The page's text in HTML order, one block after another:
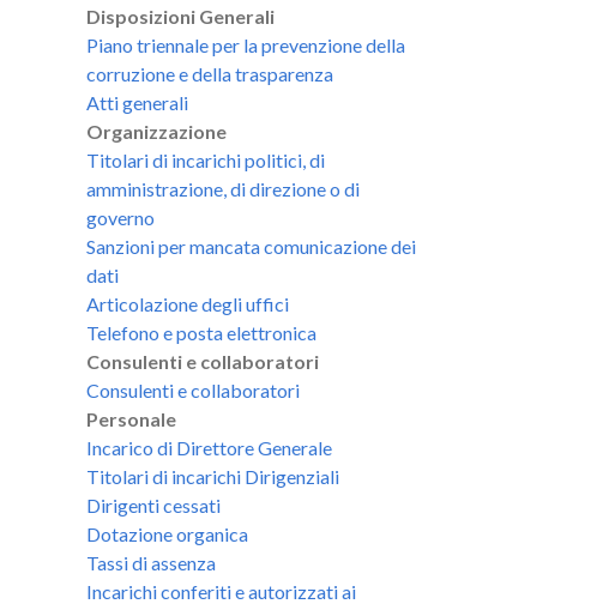
Disposizioni Generali
Piano triennale per la prevenzione della
corruzione e della trasparenza
Atti generali
Organizzazione
Titolari di incarichi politici, di
amministrazione, di direzione o di
governo
Sanzioni per mancata comunicazione dei
dati
Articolazione degli uffici
Telefono e posta elettronica
Consulenti e collaboratori
Consulenti e collaboratori
Personale
Incarico di Direttore Generale
Titolari di incarichi Dirigenziali
Dirigenti cessati
Dotazione organica
Tassi di assenza
Incarichi conferiti e autorizzati ai